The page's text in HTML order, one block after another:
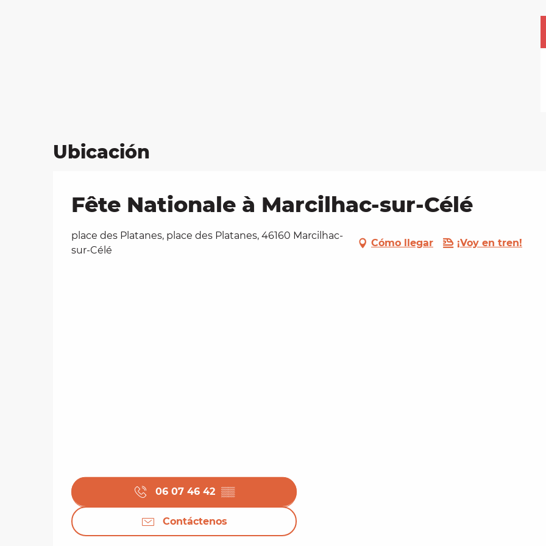
Ubicación
Fête Nationale à Marcilhac-sur-Célé
place des Platanes, place des Platanes, 46160 Marcilhac-
sur-Célé
Cómo llegar ¡Voy en tren!
06 07 46 42 ▒▒
Contáctenos